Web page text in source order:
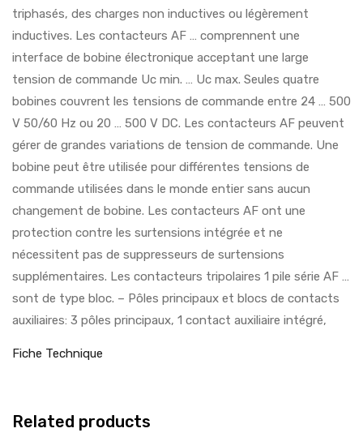
triphasés, des charges non inductives ou légèrement
inductives. Les contacteurs AF … comprennent une
interface de bobine électronique acceptant une large
tension de commande Uc min. … Uc max. Seules quatre
bobines couvrent les tensions de commande entre 24 … 500
V 50/60 Hz ou 20 … 500 V DC. Les contacteurs AF peuvent
gérer de grandes variations de tension de commande. Une
bobine peut être utilisée pour différentes tensions de
commande utilisées dans le monde entier sans aucun
changement de bobine. Les contacteurs AF ont une
protection contre les surtensions intégrée et ne
nécessitent pas de suppresseurs de surtensions
supplémentaires. Les contacteurs tripolaires 1 pile série AF …
sont de type bloc. – Pôles principaux et blocs de contacts
auxiliaires: 3 pôles principaux, 1 contact auxiliaire intégré,
Fiche Technique
Related products